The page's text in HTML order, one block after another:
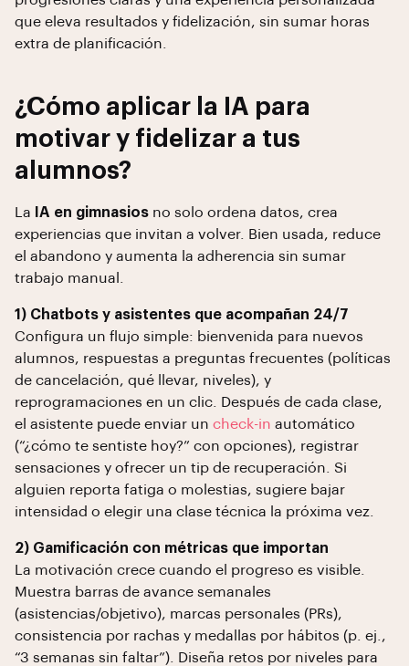
que eleva resultados y fidelización, sin sumar horas
extra de planificación.
¿Cómo aplicar la IA para
motivar y fidelizar a tus
alumnos?
La IA en gimnasios no solo ordena datos, crea
experiencias que invitan a volver. Bien usada, reduce
el abandono y aumenta la adherencia sin sumar
trabajo manual.
1) Chatbots y asistentes que acompañan 24/7
Configura un flujo simple: bienvenida para nuevos
alumnos, respuestas a preguntas frecuentes (políticas
de cancelación, qué llevar, niveles), y
reprogramaciones en un clic. Después de cada clase,
el asistente puede enviar un check-in automático
(“¿cómo te sentiste hoy?” con opciones), registrar
sensaciones y ofrecer un tip de recuperación. Si
alguien reporta fatiga o molestias, sugiere bajar
intensidad o elegir una clase técnica la próxima vez.
2) Gamificación con métricas que importan
La motivación crece cuando el progreso es visible.
Muestra barras de avance semanales
(asistencias/objetivo), marcas personales (PRs),
consistencia por rachas y medallas por hábitos (p. ej.,
“3 semanas sin faltar”). Diseña retos por niveles para